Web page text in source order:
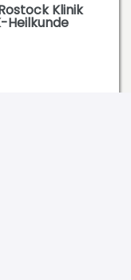
Klinik
Heilkunde